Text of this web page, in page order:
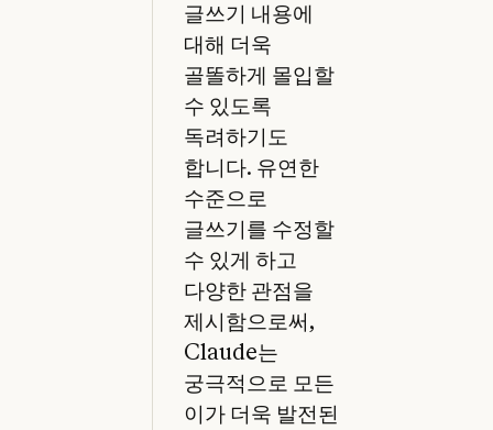
글쓰기 내용에
대해 더욱
골똘하게 몰입할
수 있도록
독려하기도
합니다. 유연한
수준으로
글쓰기를 수정할
수 있게 하고
다양한 관점을
제시함으로써,
Claude는
궁극적으로 모든
이가 더욱 발전된